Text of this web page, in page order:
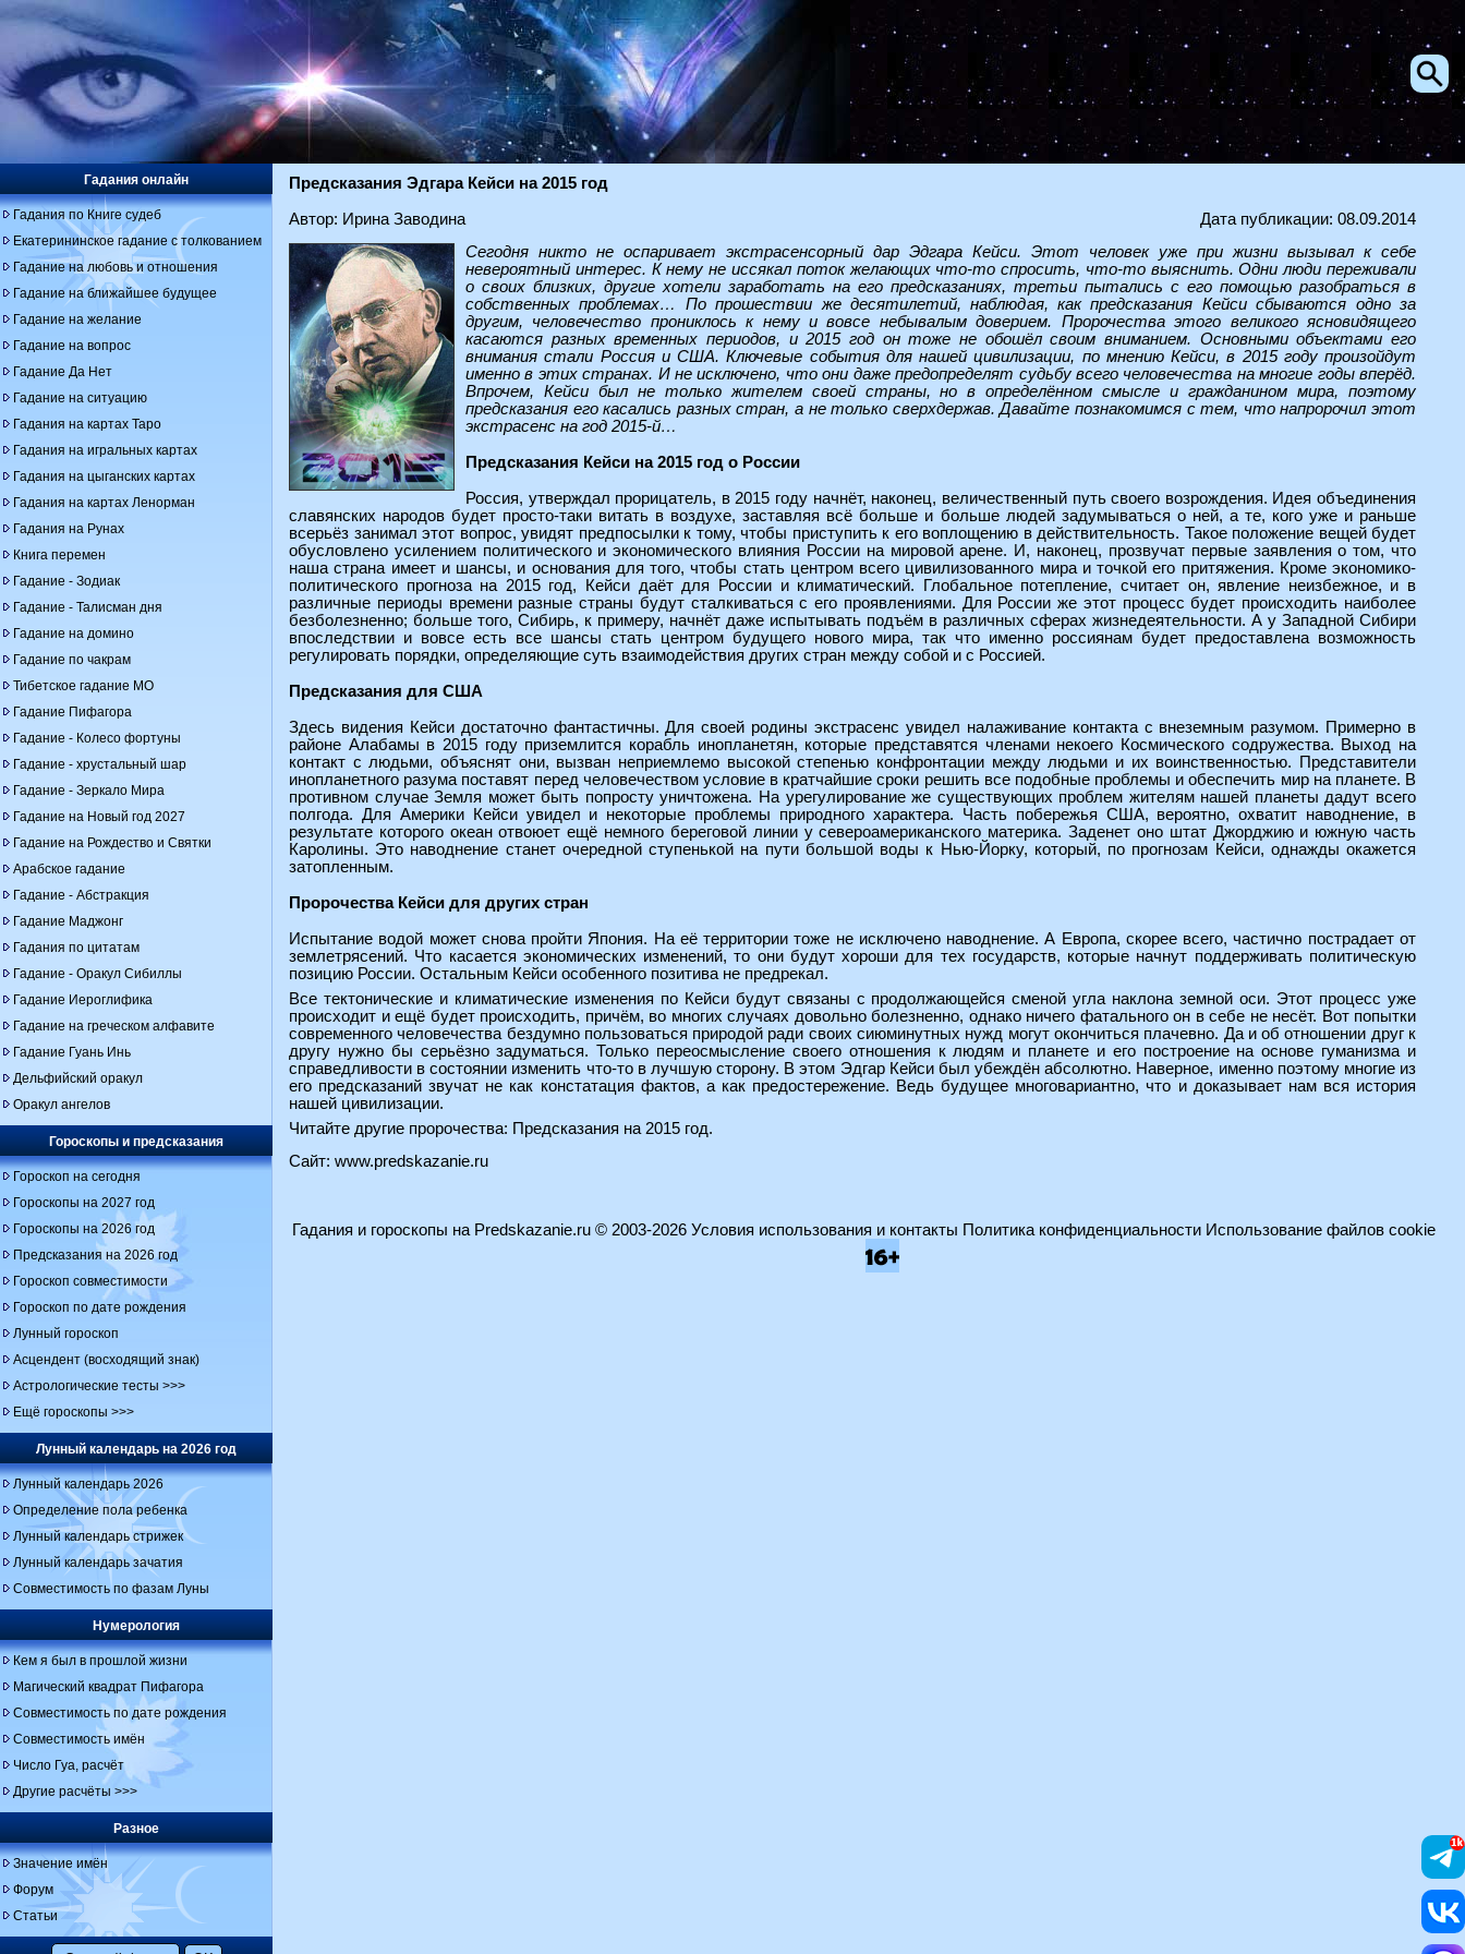
Предсказания Эдгара Кейси на 2015 год
Автор: Ирина Заводина
Дата публикации: 08.09.2014
Сегодня никто не оспаривает экстрасенсорный дар Эдгара Кейси. Этот человек уже при жизни вызывал к себе
невероятный интерес. К нему не иссякал поток желающих что-то спросить, что-то выяснить. Одни люди переживали
о своих близких, другие хотели заработать на его предсказаниях, третьи пытались с его помощью разобраться в
собственных проблемах… По прошествии же десятилетий, наблюдая, как предсказания Кейси сбываются одно за
другим, человечество прониклось к нему и вовсе небывалым доверием. Пророчества этого великого ясновидящего
касаются разных временных периодов, и 2015 год он тоже не обошёл своим вниманием. Основными объектами его
внимания стали Россия и США. Ключевые события для нашей цивилизации, по мнению Кейси, в 2015 году произойдут
именно в этих странах. И не исключено, что они даже предопределят судьбу всего человечества на многие годы вперёд.
Впрочем, Кейси был не только жителем своей страны, но в определённом смысле и гражданином мира, поэтому
предсказания его касались разных стран, а не только сверхдержав. Давайте познакомимся с тем, что напророчил этот
экстрасенс на год 2015-й…
Предсказания Кейси на 2015 год о России
Россия, утверждал прорицатель, в 2015 году начнёт, наконец, величественный путь своего возрождения. Идея объединения
славянских народов будет просто-таки витать в воздухе, заставляя всё больше и больше людей задумываться о ней, а те, кого уже и раньше
всерьёз занимал этот вопрос, увидят предпосылки к тому, чтобы приступить к его воплощению в действительность. Такое положение вещей будет
обусловлено усилением политического и экономического влияния России на мировой арене. И, наконец, прозвучат первые заявления о том, что
наша страна имеет и шансы, и основания для того, чтобы стать центром всего цивилизованного мира и точкой его притяжения. Кроме экономико-
политического прогноза на 2015 год, Кейси даёт для России и климатический. Глобальное потепление, считает он, явление неизбежное, и в
различные периоды времени разные страны будут сталкиваться с его проявлениями. Для России же этот процесс будет происходить наиболее
безболезненно; больше того, Сибирь, к примеру, начнёт даже испытывать подъём в различных сферах жизнедеятельности. А у Западной Сибири
впоследствии и вовсе есть все шансы стать центром будущего нового мира, так что именно россиянам будет предоставлена возможность
регулировать порядки, определяющие суть взаимодействия других стран между собой и с Россией.
Предсказания для США
Здесь видения Кейси достаточно фантастичны. Для своей родины экстрасенс увидел налаживание контакта с внеземным разумом. Примерно в
районе Алабамы в 2015 году приземлится корабль инопланетян, которые представятся членами некоего Космического содружества. Выход на
контакт с людьми, объяснят они, вызван неприемлемо высокой степенью конфронтации между людьми и их воинственностью. Представители
инопланетного разума поставят перед человечеством условие в кратчайшие сроки решить все подобные проблемы и обеспечить мир на планете. В
противном случае Земля может быть попросту уничтожена. На урегулирование же существующих проблем жителям нашей планеты дадут всего
полгода. Для Америки Кейси увидел и некоторые проблемы природного характера. Часть побережья США, вероятно, охватит наводнение, в
результате которого океан отвоюет ещё немного береговой линии у североамериканского материка. Заденет оно штат Джорджию и южную часть
Каролины. Это наводнение станет очередной ступенькой на пути большой воды к Нью-Йорку, который, по прогнозам Кейси, однажды окажется
затопленным.
Пророчества Кейси для других стран
Испытание водой может снова пройти Япония. На её территории тоже не исключено наводнение. А Европа, скорее всего, частично пострадает от
землетрясений. Что касается экономических изменений, то они будут хороши для тех государств, которые начнут поддерживать политическую
позицию России. Остальным Кейси особенного позитива не предрекал.
Все тектонические и климатические изменения по Кейси будут связаны с продолжающейся сменой угла наклона земной оси. Этот процесс уже
происходит и ещё будет происходить, причём, во многих случаях довольно болезненно, однако ничего фатального он в себе не несёт. Вот попытки
современного человечества бездумно пользоваться природой ради своих сиюминутных нужд могут окончиться плачевно. Да и об отношении друг к
другу нужно бы серьёзно задуматься. Только переосмысление своего отношения к людям и планете и его построение на основе гуманизма и
справедливости в состоянии изменить что-то в лучшую сторону. В этом Эдгар Кейси был убеждён абсолютно. Наверное, именно поэтому многие из
его предсказаний звучат не как констатация фактов, а как предостережение. Ведь будущее многовариантно, что и доказывает нам вся история
нашей цивилизации.
Читайте другие пророчества: Предсказания на 2015 год.
Сайт: www.predskazanie.ru
Гадания онлайн
Гадания по Книге судеб
Екатерининское гадание с толкованием
Гадание на любовь и отношения
Гадание на ближайшее будущее
Гадание на желание
Гадание на вопрос
Гадание Да Нет
Гадание на ситуацию
Гадания на картах Таро
Гадания на игральных картах
Гадания на цыганских картах
Гадания на картах Ленорман
Гадания на Рунах
Книга перемен
Гадание - Зодиак
Гадание - Талисман дня
Гадание на домино
Гадание по чакрам
Тибетское гадание МО
Гадание Пифагора
Гадание - Колесо фортуны
Гадание - хрустальный шар
Гадание - Зеркало Мира
Гадание на Новый год 2027
Гадание на Рождество и Святки
Арабское гадание
Гадание - Абстракция
Гадание Маджонг
Гадания по цитатам
Гадание - Оракул Сибиллы
Гадание Иероглифика
Гадание на греческом алфавите
Гадание Гуань Инь
Дельфийский оракул
Оракул ангелов
Гороскопы и предсказания
Гороскоп на сегодня
Гороскопы на 2027 год
Гороскопы на 2026 год
Предсказания на 2026 год
Гороскоп совместимости
Гороскоп по дате рождения
Лунный гороскоп
Асцендент (восходящий знак)
Астрологические тесты >>>
Ещё гороскопы >>>
Лунный календарь на 2026 год
Лунный календарь 2026
Определение пола ребенка
Лунный календарь стрижек
Лунный календарь зачатия
Совместимость по фазам Луны
Нумерология
Кем я был в прошлой жизни
Магический квадрат Пифагора
Совместимость по дате рождения
Совместимость имён
Число Гуа, расчёт
Другие расчёты >>>
Разное
Значение имён
Форум
Статьи
Гадания и гороскопы на Predskazanie.ru© 2003-2026 Условия использования и контакты Политика конфиденциальности Использование файлов cookie